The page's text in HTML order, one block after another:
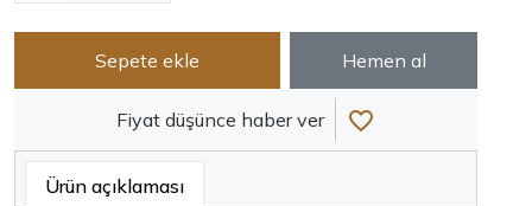
Sepete ekle Hemen al
Fiyat düşünce haber ver
Ürün açıklaması